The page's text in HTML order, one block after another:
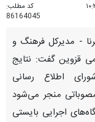
کد مطلب:
86164045
- مدیرکل فرهنگ و
قزوین گفت: نتایج
اطلاع رسانی
منجر می‌شود
اجرایی بایستی